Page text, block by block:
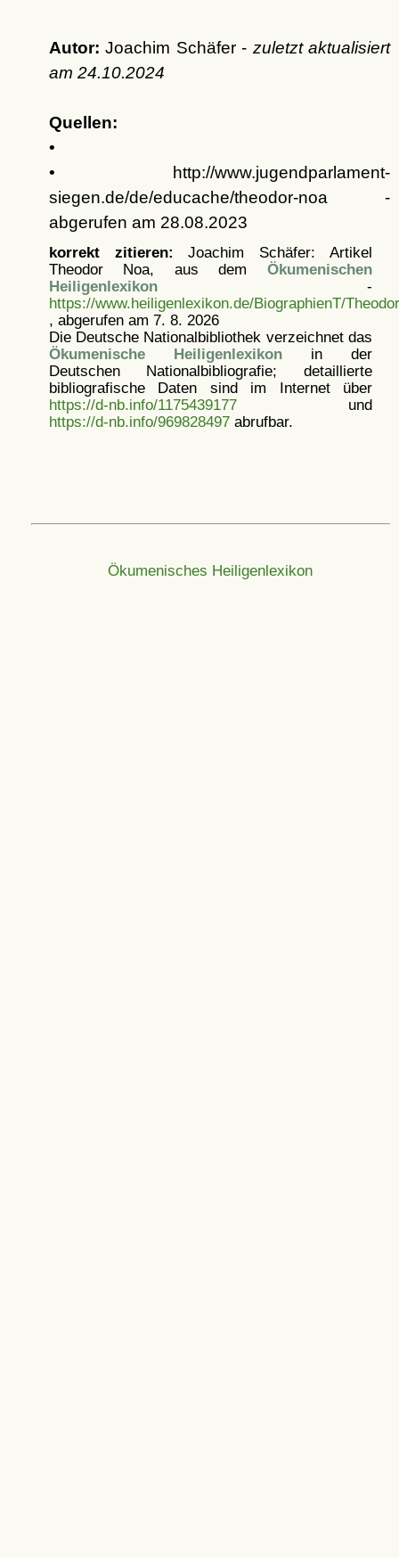
Autor: Joachim Schäfer - zuletzt aktualisiert
am 24.10.2024
Quellen:
•
• http://www.jugendparlament-
siegen.de/de/educache/theodor-noa -
abgerufen am 28.08.2023
korrekt zitieren: Joachim Schäfer: Artikel
Theodor Noa, aus dem Ökumenischen
Heiligenlexikon-
https://www.heiligenlexikon.de/BiographienT/
, abgerufen am 7. 8. 2026
Die Deutsche Nationalbibliothek verzeichnet das
Ökumenische Heiligenlexikonin der
Deutschen Nationalbibliografie; detaillierte
bibliografische Daten sind im Internet über
https://d-nb.info/1175439177und
https://d-nb.info/969828497abrufbar.
Ökumenisches Heiligenlexikon